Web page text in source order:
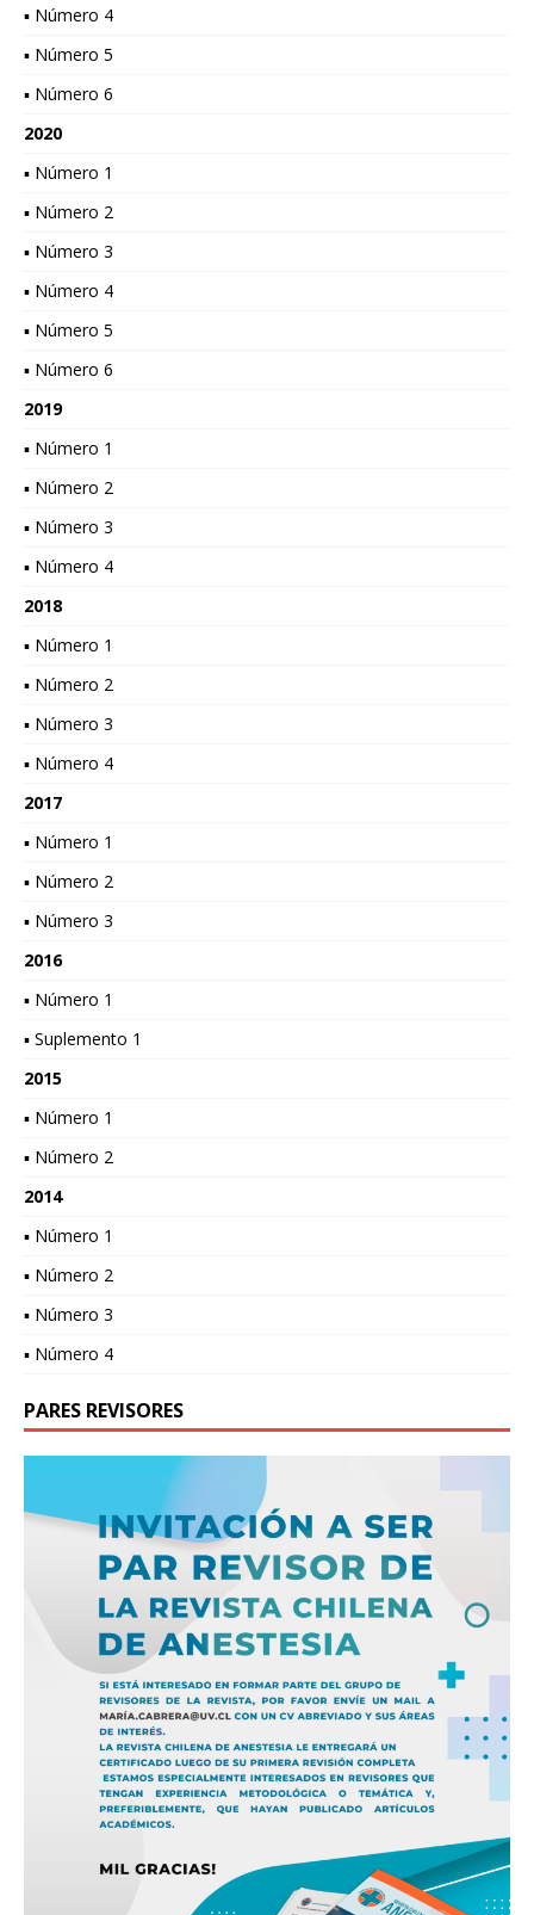
▪ Número 4
▪ Número 5
▪ Número 6
2020
▪ Número 1
▪ Número 2
▪ Número 3
▪ Número 4
▪ Número 5
▪ Número 6
2019
▪ Número 1
▪ Número 2
▪ Número 3
▪ Número 4
2018
▪ Número 1
▪ Número 2
▪ Número 3
▪ Número 4
2017
▪ Número 1
▪ Número 2
▪ Número 3
2016
▪ Número 1
▪ Suplemento 1
2015
▪ Número 1
▪ Número 2
2014
▪ Número 1
▪ Número 2
▪ Número 3
▪ Número 4
PARES REVISORES